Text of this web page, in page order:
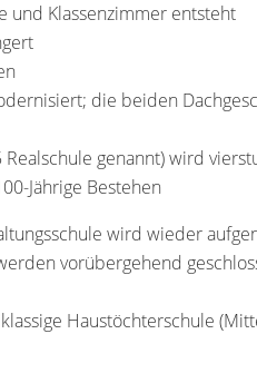
und Klassenzimmer entsteht
die beiden
genannt) wird
Jährige Bestehen
wird wieder
vorübergehend
Haustöchterschule